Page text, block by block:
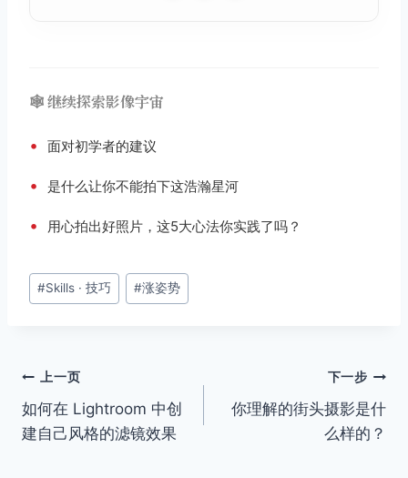
🕸️ 继续探索影像宇宙
• 面对初学者的建议
• 是什么让你不能拍下这浩瀚星河
• 用心拍出好照片，这5大心法你实践了吗？
文
章
#Skills · 技巧 #涨姿势
文
章
上一页
如何在 Lightroom 中创
建自己风格的滤镜效果
下一步
你理解的街头摄影是什
么样的？